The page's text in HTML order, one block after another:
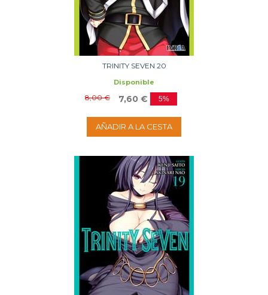
TRINITY SEVEN 20
Disponible
8,00 € 7,60 € 5%
AÑADIR A LA CESTA